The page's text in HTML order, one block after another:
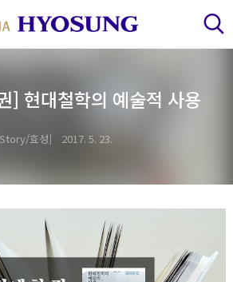
HYOSUNG 검색 레이어 열기
] 현대철학의 예술적 사용
Story/효성 2017. 5. 23.